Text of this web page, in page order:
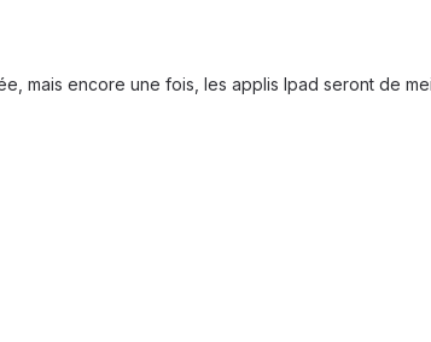
mais encore une fois, les applis Ipad seront de